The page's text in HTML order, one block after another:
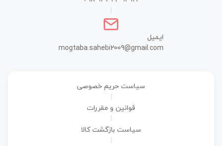
ایمیل
mogtaba.sahebi2009@gmail.com
سیاست حریم خصوصی
قوانین و مقررات
سیاست بازگشت کالا